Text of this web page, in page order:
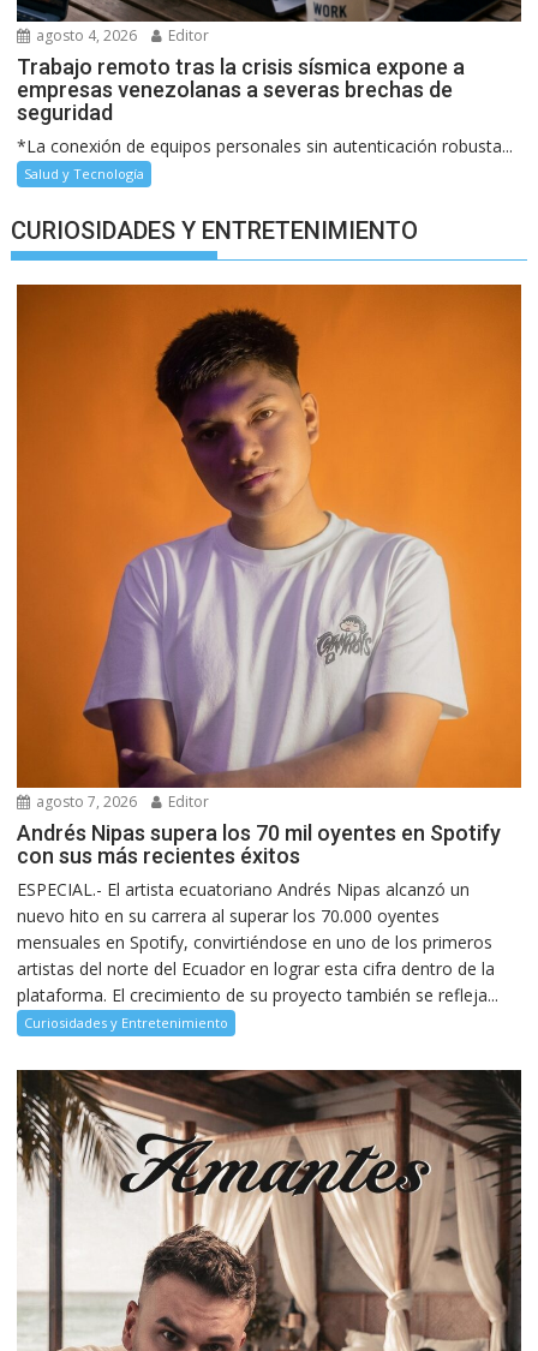
agosto 4, 2026 Editor
Trabajo remoto tras la crisis sísmica expone a
empresas venezolanas a severas brechas de
seguridad
*La conexión de equipos personales sin autenticación robusta...
Salud y Tecnología
CURIOSIDADES Y ENTRETENIMIENTO
agosto 7, 2026 Editor
Andrés Nipas supera los 70 mil oyentes en Spotify
con sus más recientes éxitos
ESPECIAL.- El artista ecuatoriano Andrés Nipas alcanzó un
nuevo hito en su carrera al superar los 70.000 oyentes
mensuales en Spotify, convirtiéndose en uno de los primeros
artistas del norte del Ecuador en lograr esta cifra dentro de la
plataforma. El crecimiento de su proyecto también se refleja...
Curiosidades y Entretenimiento